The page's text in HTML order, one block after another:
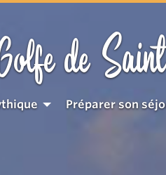
de
Préparer son